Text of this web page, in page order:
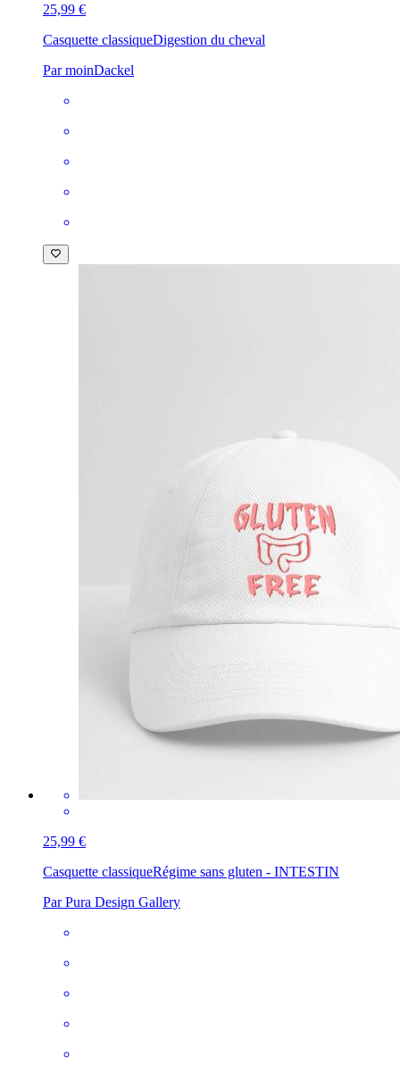
25,99 €
Casquette classiqueDigestion du cheval
Par moinDackel
25,99 €
Casquette classiqueRégime sans gluten - INTESTIN
Par Pura Design Gallery